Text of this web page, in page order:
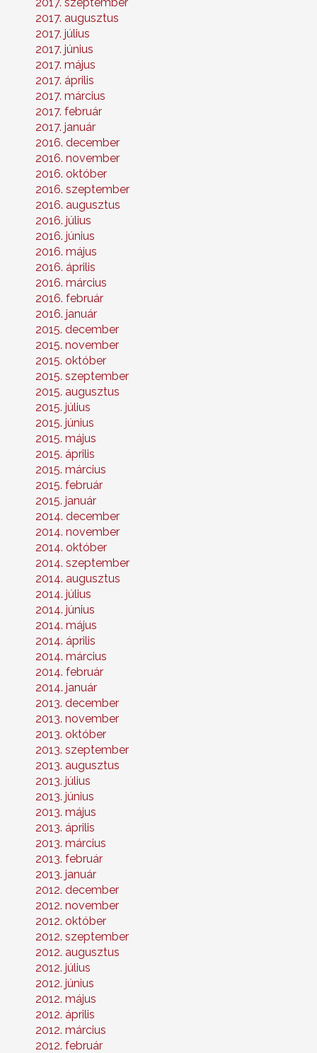
2017. augusztus
2017. július
2017. június
2017. május
2017. április
2017. március
2017. február
2017. január
2016. december
2016. november
2016. október
2016. szeptember
2016. augusztus
2016. július
2016. június
2016. május
2016. április
2016. március
2016. február
2016. január
2015. december
2015. november
2015. október
2015. szeptember
2015. augusztus
2015. július
2015. június
2015. május
2015. április
2015. március
2015. február
2015. január
2014. december
2014. november
2014. október
2014. szeptember
2014. augusztus
2014. július
2014. június
2014. május
2014. április
2014. március
2014. február
2014. január
2013. december
2013. november
2013. október
2013. szeptember
2013. augusztus
2013. július
2013. június
2013. május
2013. április
2013. március
2013. február
2013. január
2012. december
2012. november
2012. október
2012. szeptember
2012. augusztus
2012. július
2012. június
2012. május
2012. április
2012. március
2012. február